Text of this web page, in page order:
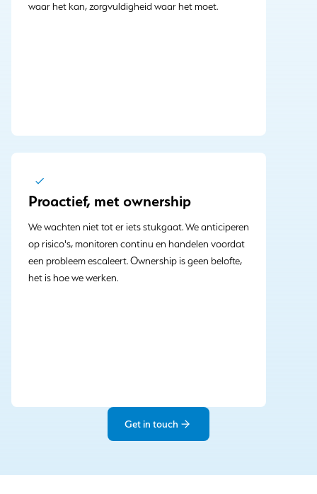
waar het kan, zorgvuldigheid waar het moet.
Proactief, met ownership
We wachten niet tot er iets stukgaat. We anticiperen
op risico's, monitoren continu en handelen voordat
een probleem escaleert. Ownership is geen belofte,
het is hoe we werken.
Get in touch